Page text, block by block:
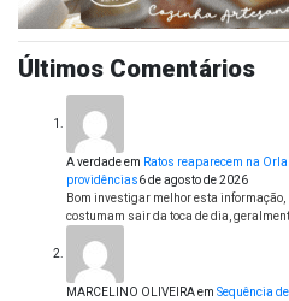
Últimos Comentários
A verdadeem Ratos reaparecem na
providências6 de agosto de 2026
Bom investigar melhor esta
costumam sair da toca de dia,
MARCELINO OLIVEIRAem Sequência